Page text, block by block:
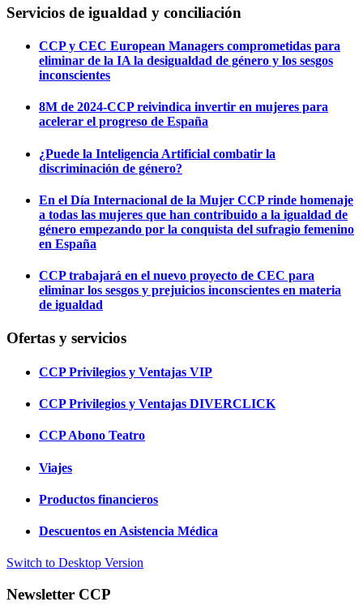
Servicios de igualdad y conciliación
CCP y CEC European Managers comprometidas para
eliminar de la IA la desigualdad de género y los sesgos
inconscientes
8M de 2024-CCP reivindica invertir en mujeres para
acelerar el progreso de España
¿Puede la Inteligencia Artificial combatir la
discriminación de género?
En el Día Internacional de la Mujer CCP rinde homenaje
a todas las mujeres que han contribuido a la igualdad de
género empezando por la conquista del sufragio femenino
en España
CCP trabajará en el nuevo proyecto de CEC para
eliminar los sesgos y prejuicios inconscientes en materia
de igualdad
Ofertas y servicios
CCP Privilegios y Ventajas VIP
CCP Privilegios y Ventajas DIVERCLICK
CCP Abono Teatro
Viajes
Productos financieros
Descuentos en Asistencia Médica
Switch to Desktop Version
Newsletter CCP